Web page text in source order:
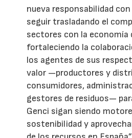
nueva responsabilidad
seguir trasladando el
sectores con la economía
fortaleciendo la
los agentes de sus
valor —productores y
consumidores,
gestores de residuos—
Genci sigan siendo
sostenibilidad y